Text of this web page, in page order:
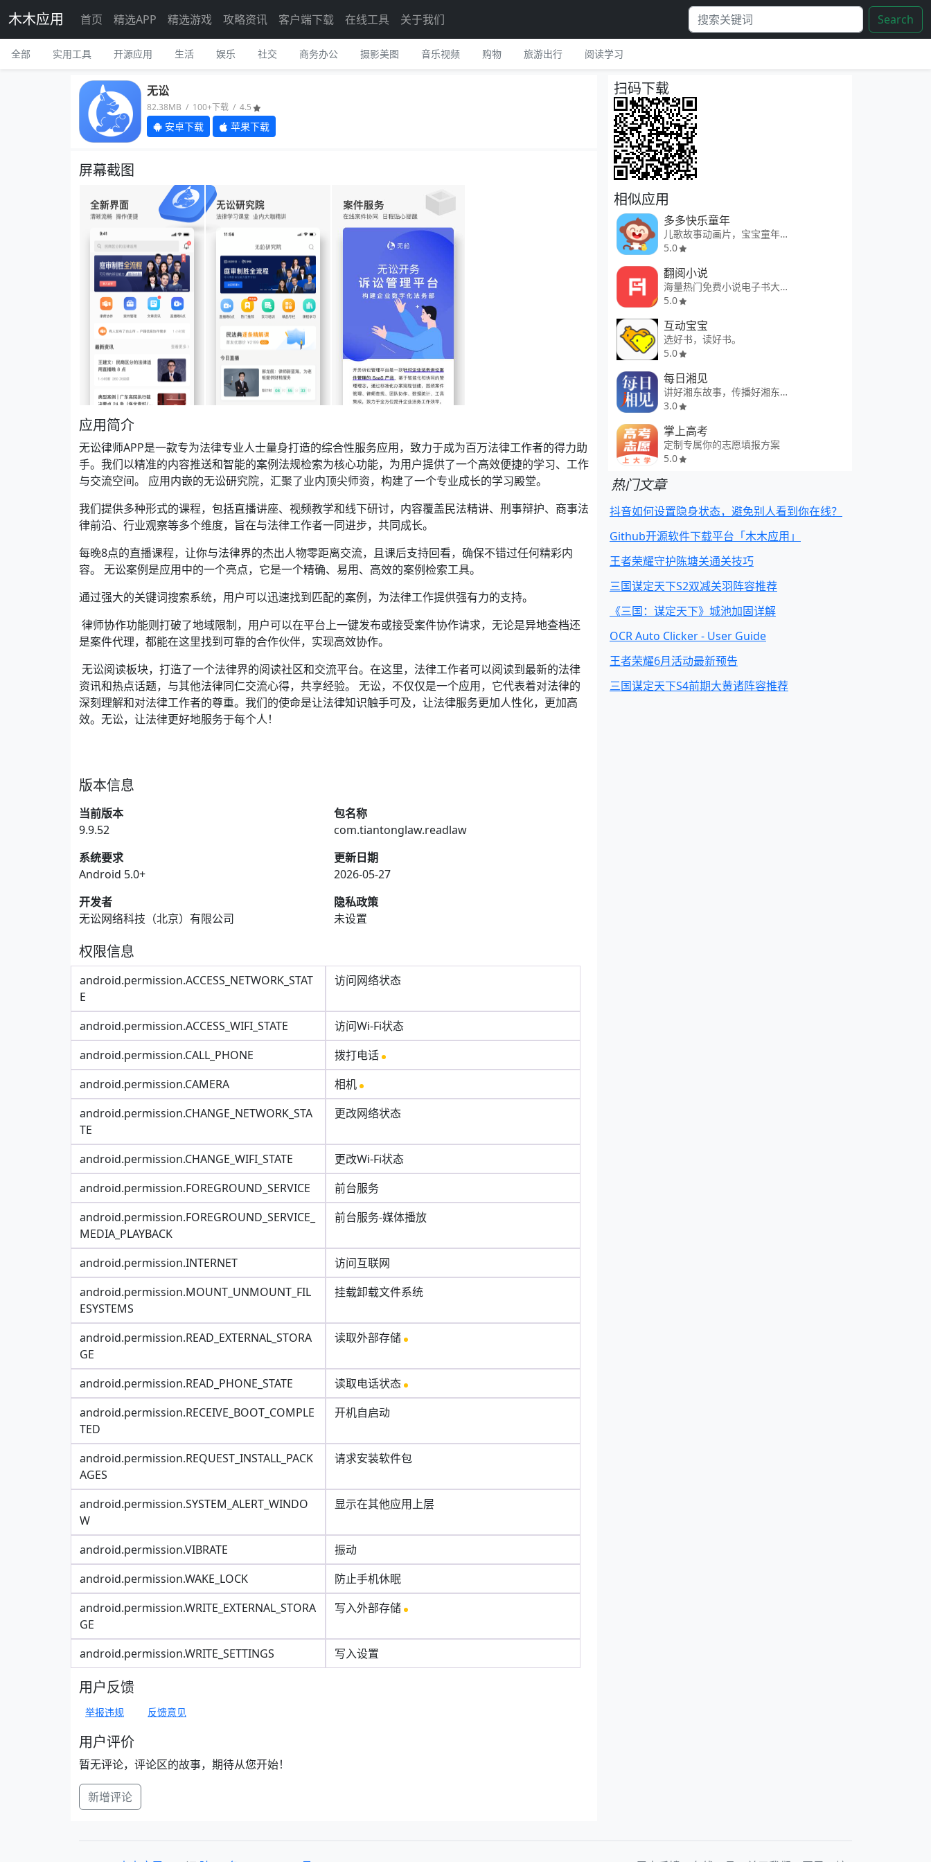
木木应用 首页 精选APP 精选游戏 攻略资讯 客户端下载 在线工具 关于我们 Search
全部 实用工具 开源应用 生活 娱乐 社交 商务办公 摄影美图 音乐视频 购物 旅游出行 阅读学习
无讼
82.38MB / 100+下载 / 4.5
安卓下载 苹果下载
屏幕截图
应用简介
无讼律师APP是一款专为法律专业人士量身打造的综合性服务应用，致力于成为百万法律工作者的得力助
手。我们以精准的内容推送和智能的案例法规检索为核心功能，为用户提供了一个高效便捷的学习、工作
与交流空间。 应用内嵌的无讼研究院，汇聚了业内顶尖师资，构建了一个专业成长的学习殿堂。
我们提供多种形式的课程，包括直播讲座、视频教学和线下研讨，内容覆盖民法精讲、刑事辩护、商事法
律前沿、行业观察等多个维度，旨在与法律工作者一同进步，共同成长。
每晚8点的直播课程，让你与法律界的杰出人物零距离交流，且课后支持回看，确保不错过任何精彩内
容。 无讼案例是应用中的一个亮点，它是一个精确、易用、高效的案例检索工具。
通过强大的关键词搜索系统，用户可以迅速找到匹配的案例，为法律工作提供强有力的支持。
律师协作功能则打破了地域限制，用户可以在平台上一键发布或接受案件协作请求，无论是异地查档还
是案件代理，都能在这里找到可靠的合作伙伴，实现高效协作。
无讼阅读板块，打造了一个法律界的阅读社区和交流平台。在这里，法律工作者可以阅读到最新的法律
资讯和热点话题，与其他法律同仁交流心得，共享经验。 无讼，不仅仅是一个应用，它代表着对法律的
深刻理解和对法律工作者的尊重。我们的使命是让法律知识触手可及，让法律服务更加人性化，更加高
效。无讼，让法律更好地服务于每个人！
版本信息
当前版本
9.9.52
包名称
com.tiantonglaw.readlaw
系统要求
Android 5.0+
更新日期
2026-05-27
开发者
无讼网络科技（北京）有限公司
隐私政策
未设置
权限信息
android.permission.ACCESS_NETWORK_STAT
E
访问网络状态
android.permission.ACCESS_WIFI_STATE
访问Wi-Fi状态
android.permission.CALL_PHONE
拨打电话
android.permission.CAMERA
相机
android.permission.CHANGE_NETWORK_STA
TE
更改网络状态
android.permission.CHANGE_WIFI_STATE
更改Wi-Fi状态
android.permission.FOREGROUND_SERVICE
前台服务
android.permission.FOREGROUND_SERVICE_
MEDIA_PLAYBACK
前台服务-媒体播放
android.permission.INTERNET
访问互联网
android.permission.MOUNT_UNMOUNT_FIL
ESYSTEMS
挂载卸载文件系统
android.permission.READ_EXTERNAL_STORA
GE
读取外部存储
android.permission.READ_PHONE_STATE
读取电话状态
android.permission.RECEIVE_BOOT_COMPLE
TED
开机自启动
android.permission.REQUEST_INSTALL_PACK
AGES
请求安装软件包
android.permission.SYSTEM_ALERT_WINDO
W
显示在其他应用上层
android.permission.VIBRATE
振动
android.permission.WAKE_LOCK
防止手机休眠
android.permission.WRITE_EXTERNAL_STORA
GE
写入外部存储
android.permission.WRITE_SETTINGS 写入设置
用户反馈
举报违规 反馈意见
用户评价
暂无评论，评论区的故事，期待从您开始！
新增评论
扫码下载
相似应用
多多快乐童年
儿歌故事动画片，宝宝童年更快乐
5.0
翻阅小说
海量热门免费小说电子书大全
5.0
互动宝宝
选好书，读好书。
5.0
每日湘见
讲好湘东故事，传播好湘东声音。
3.0
掌上高考
定制专属你的志愿填报方案
5.0
热门文章
抖音如何设置隐身状态，避免别人看到你在线？
Github开源软件下载平台「木木应用」
王者荣耀守护陈塘关通关技巧
三国谋定天下S2双减关羽阵容推荐
《三国：谋定天下》城池加固详解
OCR Auto Clicker - User Guide
王者荣耀6月活动最新预告
三国谋定天下S4前期大黄诸阵容推荐